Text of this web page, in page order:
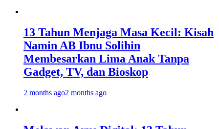
13 Tahun Menjaga Masa Kecil: Kisah
Namin AB Ibnu Solihin
Membesarkan Lima Anak Tanpa
Gadget, TV, dan Bioskop
2 months ago2 months ago